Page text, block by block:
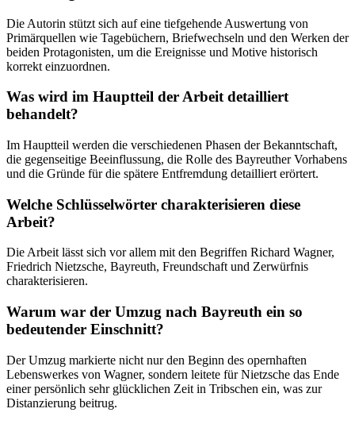
Die Autorin stützt sich auf eine tiefgehende Auswertung von
Primärquellen wie Tagebüchern, Briefwechseln und den Werken der
beiden Protagonisten, um die Ereignisse und Motive historisch
korrekt einzuordnen.
Was wird im Hauptteil der Arbeit detailliert
behandelt?
Im Hauptteil werden die verschiedenen Phasen der Bekanntschaft,
die gegenseitige Beeinflussung, die Rolle des Bayreuther Vorhabens
und die Gründe für die spätere Entfremdung detailliert erörtert.
Welche Schlüsselwörter charakterisieren diese
Arbeit?
Die Arbeit lässt sich vor allem mit den Begriffen Richard Wagner,
Friedrich Nietzsche, Bayreuth, Freundschaft und Zerwürfnis
charakterisieren.
Warum war der Umzug nach Bayreuth ein so
bedeutender Einschnitt?
Der Umzug markierte nicht nur den Beginn des opernhaften
Lebenswerkes von Wagner, sondern leitete für Nietzsche das Ende
einer persönlich sehr glücklichen Zeit in Tribschen ein, was zur
Distanzierung beitrug.